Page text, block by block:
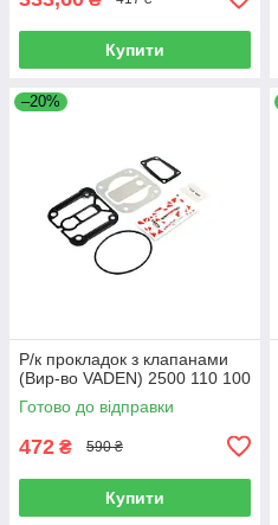
Купити
–20%
Р/к прокладок з клапанами
(Вир-во VADEN) 2500 110 100
Готово до відправки
472 ₴ 590 ₴
Купити